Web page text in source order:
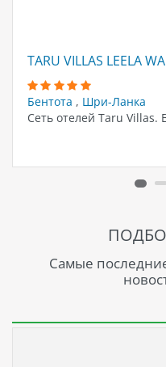
TARU VILLAS LEELA
Бентота , Шри-Ланка
Сеть отелей Taru Villas.
Самые